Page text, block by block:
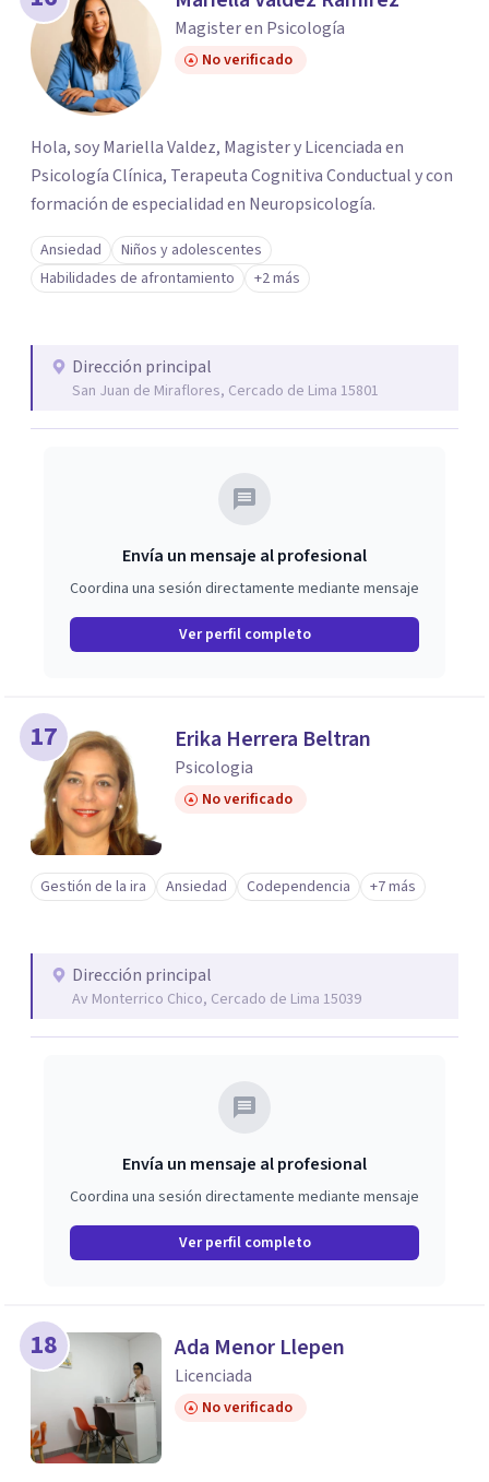
Magister en Psicología
No verificado
Hola, soy Mariella Valdez, Magister y Licenciada en
Psicología Clínica, Terapeuta Cognitiva Conductual y con
formación de especialidad en Neuropsicología.
Ansiedad
Niños y adolescentes
Habilidades de afrontamiento
+2 más
Dirección principal
San Juan de Miraflores, Cercado de Lima 15801
Envía un mensaje al profesional
Coordina una sesión directamente mediante mensaje
Ver perfil completo
17 Erika Herrera Beltran
Psicologia
No verificado
Gestión de la ira Ansiedad Codependencia +7 más
Dirección principal
Av Monterrico Chico, Cercado de Lima 15039
Envía un mensaje al profesional
Coordina una sesión directamente mediante mensaje
Ver perfil completo
18 Ada Menor Llepen
Licenciada
No verificado